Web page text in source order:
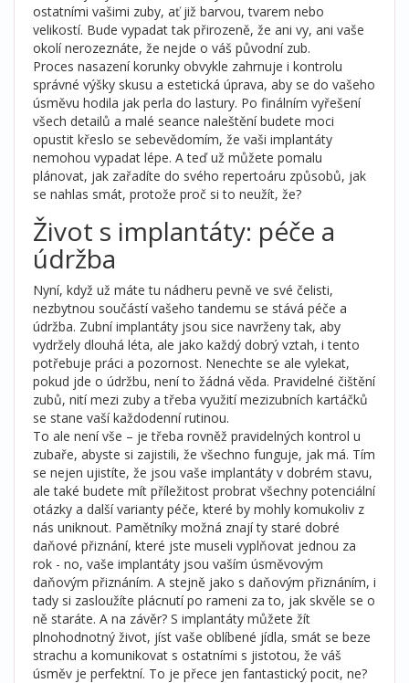
ostatními vašimi zuby, ať již barvou, tvarem nebo
velikostí. Bude vypadat tak přirozeně, že ani vy, ani vaše
okolí nerozeznáte, že nejde o váš původní zub.
Proces nasazení korunky obvykle zahrnuje i kontrolu
správné výšky skusu a estetická úprava, aby se do vašeho
úsměvu hodila jak perla do lastury. Po finálním vyřešení
všech detailů a malé seance naleštění budete moci
opustit křeslo se sebevědomím, že vaši implantáty
nemohou vypadat lépe. A teď už můžete pomalu
plánovat, jak zařadíte do svého repertoáru způsobů, jak
se nahlas smát, protože proč si to neužít, že?
Život s implantáty: péče a
údržba
Nyní, když už máte tu nádheru pevně ve své čelisti,
nezbytnou součástí vašeho tandemu se stává péče a
údržba. Zubní implantáty jsou sice navrženy tak, aby
vydržely dlouhá léta, ale jako každý dobrý vztah, i tento
potřebuje práci a pozornost. Nenechte se ale vylekat,
pokud jde o údržbu, není to žádná věda. Pravidelné čištění
zubů, nití mezi zuby a třeba využití mezizubních kartáčků
se stane vaší každodenní rutinou.
To ale není vše – je třeba rovněž pravidelných kontrol u
zubaře, abyste si zajistili, že všechno funguje, jak má. Tím
se nejen ujistíte, že jsou vaše implantáty v dobrém stavu,
ale také budete mít příležitost probrat všechny potenciální
otázky a další varianty péče, které by mohly komukoliv z
nás uniknout. Pamětníky možná znají ty staré dobré
daňové přiznání, které jste museli vyplňovat jednou za
rok - no, vaše implantáty jsou vaším úsměvovým
daňovým přiznáním. A stejně jako s daňovým přiznáním, i
tady si zasloužíte plácnutí po rameni za to, jak skvěle se o
ně staráte. A na závěr? S implantáty můžete žít
plnohodnotný život, jíst vaše oblíbené jídla, smát se beze
strachu a komunikovat s ostatními s jistotou, že váš
úsměv je perfektní. To je přece jen fantastický pocit, ne?